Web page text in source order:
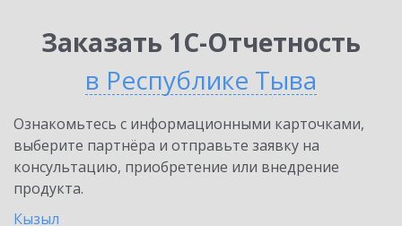
Заказать 1С-Отчетность
в Республике Тыва
Ознакомьтесь с информационными карточками,
выберите партнёра и отправьте заявку на
консультацию, приобретение или внедрение
продукта.
Кызыл